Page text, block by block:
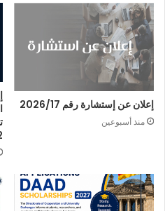
إعلان عن إستشارة رقم 2026/17
منذ أسبوعين